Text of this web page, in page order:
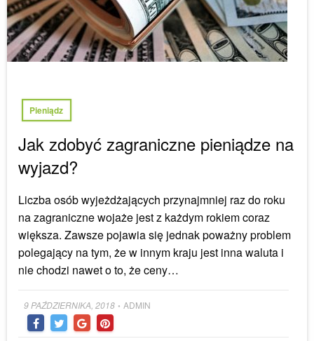
Pieniądz
Jak zdobyć zagraniczne pieniądze na
wyjazd?
Liczba osób wyjeżdżających przynajmniej raz do roku
na zagraniczne wojaże jest z każdym rokiem coraz
większa. Zawsze pojawia się jednak poważny problem
polegający na tym, że w innym kraju jest inna waluta i
nie chodzi nawet o to, że ceny…
Posted
on
9 PAŹDZIERNIKA, 2018 • ADMIN